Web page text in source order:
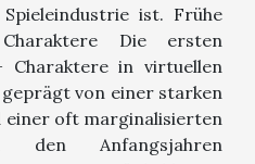
ist. Frühe
Die ersten
Charaktere in virtuellen
von einer starken
einer oft marginalisierten
den Anfangsjahren